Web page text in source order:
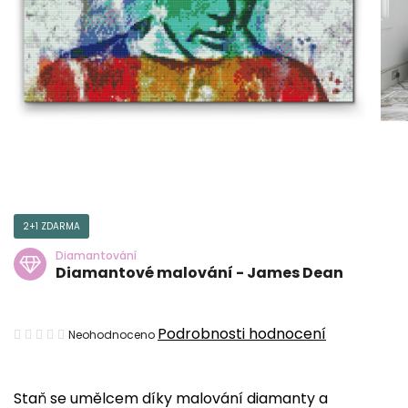
Staň se umělcem díky malování diamanty a
2+1 ZDARMA
Diamantování
Diamantové malování - James Dean
Průměrné
Neohodnoceno Podrobnosti hodnocení